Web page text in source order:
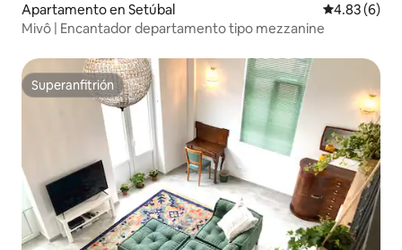
Apartamento en Setúbal Calificación
4.83 (6)
Mivô | Encantador departamento tipo mezzanine
Superanfitrión
Superanfitrión